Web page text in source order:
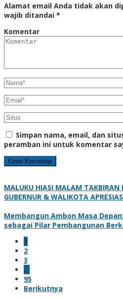
Alamat email Anda tidak akan
wajib ditandai *
Komentar
Simpan nama, email, dan
peramban ini untuk komentar
MALUKU HIASI MALAM TAKBIRAN
GUBERNUR & WALIKOTA
Membangun Ambon Masa
sebagai Pilar Pembangunan
1
2
3
…
95
Berikutnya